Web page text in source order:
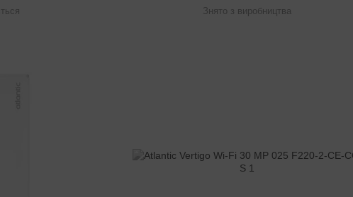
Знято з виробництва